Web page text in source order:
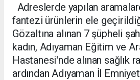
Adreslerde yapılan
fantezi ürünlerin ele
Gözaltına alınan 7 şüpheli
kadın, Adıyaman Eğitim ve
Hastanesi'nde alınan sağlık
ardından Adıyaman İl